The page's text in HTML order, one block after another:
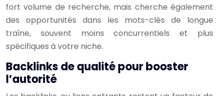
fort volume de recherche, mais cherche également
des opportunités dans les mots-clés de longue
traîne, souvent moins concurrentiels et plus
spécifiques à votre niche.
Backlinks de qualité pour booster
l’autorité